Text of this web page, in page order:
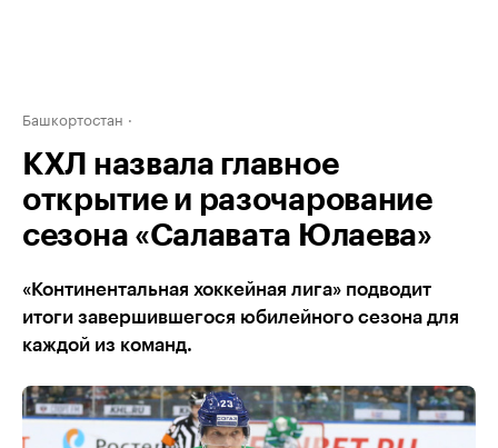
Башкортостан
КХЛ назвала главное
открытие и разочарование
сезона «Салавата Юлаева»
«Континентальная хоккейная лига» подводит
итоги завершившегося юбилейного сезона для
каждой из команд.